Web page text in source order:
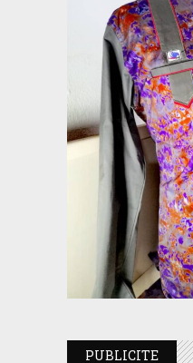
PUBLICITE